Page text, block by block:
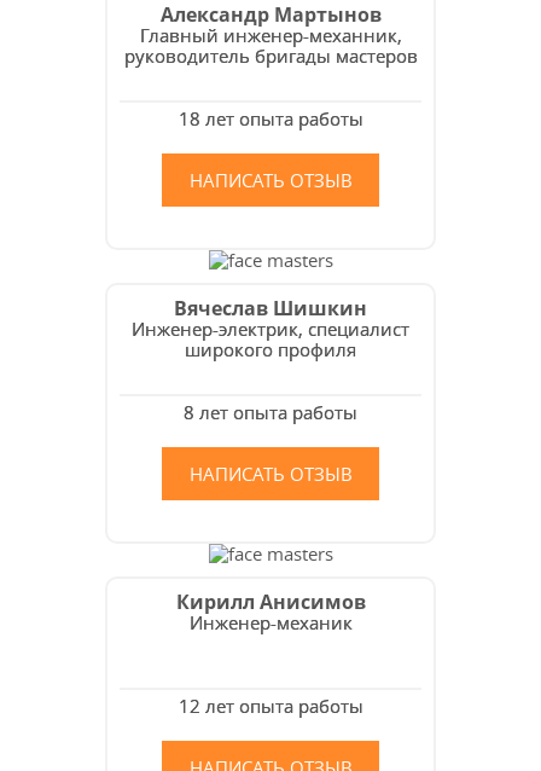
* в случае ремонта
Александр Мартынов
Главный инженер-механник,
руководитель бригады мастеров
18 лет опыта работы
НАПИСАТЬ ОТЗЫВ
Вячеслав Шишкин
Инженер-электрик, специалист
широкого профиля
8 лет опыта работы
НАПИСАТЬ ОТЗЫВ
Кирилл Анисимов
Инженер-механик
12 лет опыта работы